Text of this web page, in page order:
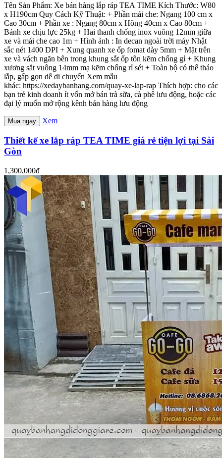
Tên Sản Phẩm: Xe bán hàng lắp ráp TEA TIME Kích Thước: W80
x H190cm Quy Cách Kỹ Thuật: + Phần mái che: Ngang 100 cm x
Cao 30cm + Phần xe : Ngang 80cm x Hông 40cm x Cao 80cm +
Bánh xe chịu lực 25kg + Hai thanh chống inox vuông 12mm giữa
xe và mái che cao 1m + Hình ảnh : In decan ngoài trời máy Nhật
sắc nét 1400 DPI + Xung quanh xe ốp fomat dày 5mm + Mặt trên
xe và vách ngăn bên trong khung sắt ốp tôn kẽm chống gỉ + Khung
xương sắt vuông 14mm mạ kẽm chống rỉ sét + Toàn bộ có thể tháo
lắp, gấp gọn dễ di chuyển Xem mẫu
khác: https://xedaybanhang.com/quay-xe-lap-rap Thích hợp: cho các
bạn trẻ kinh doanh ít vốn mở bán trà sữa, cà phê lưu động, hoặc các
đại lý muốn mở rộng kênh bán hàng lưu động
Mua ngay Xem
Thiết kế xe lắp ráp TEA TIME giá rẻ tiện lợi tại Sài
Gòn
1,300,000đ